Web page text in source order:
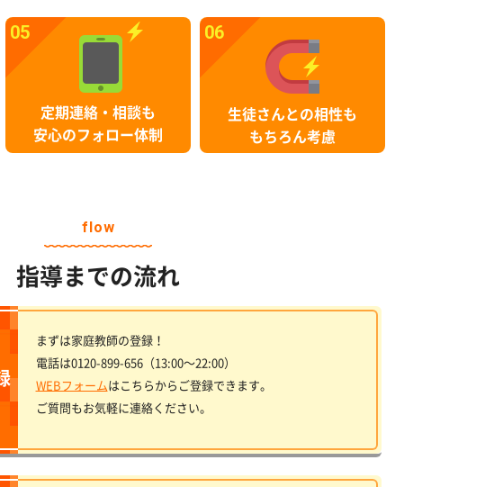
05
定期連絡・相談も
安心のフォロー体制
06
生徒さんとの相性も
もちろん考慮
flow
指導までの流れ
まずは家庭教師の登録！
電話は0120-899-656（13:00〜22:00）
WEBフォームはこちらからご登録できます。
ご質問もお気軽に連絡ください。